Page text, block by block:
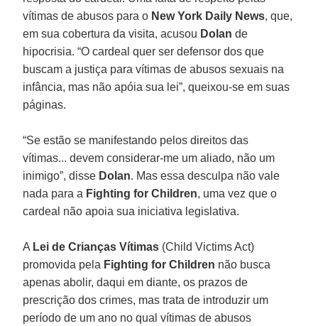
vítimas de abusos para o New York Daily News, que,
em sua cobertura da visita, acusou Dolan de
hipocrisia. “O cardeal quer ser defensor dos que
buscam a justiça para vítimas de abusos sexuais na
infância, mas não apóia sua lei”, queixou-se em suas
páginas.
“Se estão se manifestando pelos direitos das
vítimas... devem considerar-me um aliado, não um
inimigo”, disse Dolan. Mas essa desculpa não vale
nada para a Fighting for Children, uma vez que o
cardeal não apoia sua iniciativa legislativa.
A Lei de Crianças Vítimas (Child Victims Act)
promovida pela Fighting for Children não busca
apenas abolir, daqui em diante, os prazos de
prescrição dos crimes, mas trata de introduzir um
período de um ano no qual vítimas de abusos